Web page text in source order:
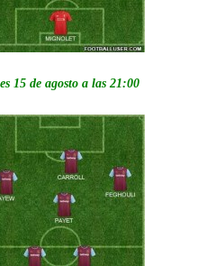
15 de agosto a las 21:00